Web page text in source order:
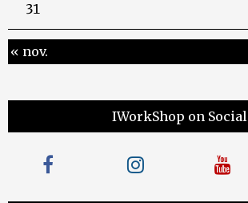
31
« nov.
IWorkShop on Social